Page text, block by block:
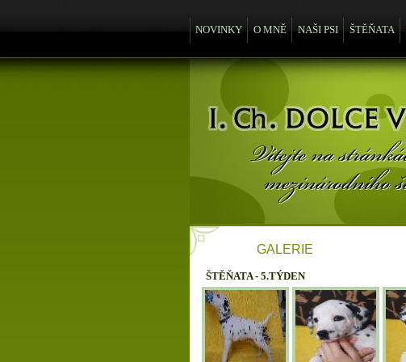
NOVINKY O MNĚ NAŠI PSI ŠTĚŇATA
GALERIE
ŠTĚŇATA - 5.TÝDEN